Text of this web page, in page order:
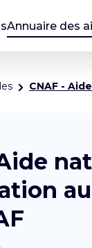
Annuaire des
CNAF -